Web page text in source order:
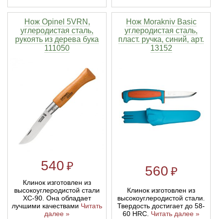
Нож Opinel 5VRN,
углеродистая сталь,
рукоять из дерева бука
111050
540 ₽
Клинок изготовлен из
высокоуглеродистой стали
ХС-90. Она обладает
лучшими качествами Читать
далее »
Нож Morakniv Basic
углеродистая сталь,
пласт. ручка, синий, арт.
13152
560 ₽
Клинок изготовлен из
высокоуглеродистой стали.
Твердость достигает до 58-
60 HRC. Читать далее »